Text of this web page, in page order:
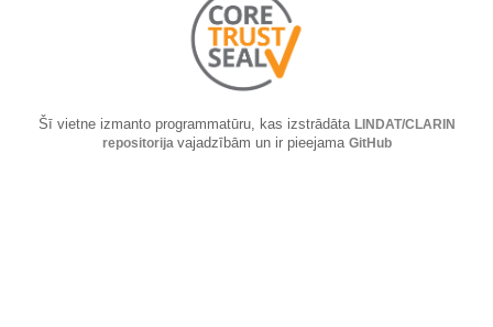
Šī vietne izmanto programmatūru, kas izstrādāta LINDAT/CLARIN
repositorija vajadzībām un ir pieejama GitHub